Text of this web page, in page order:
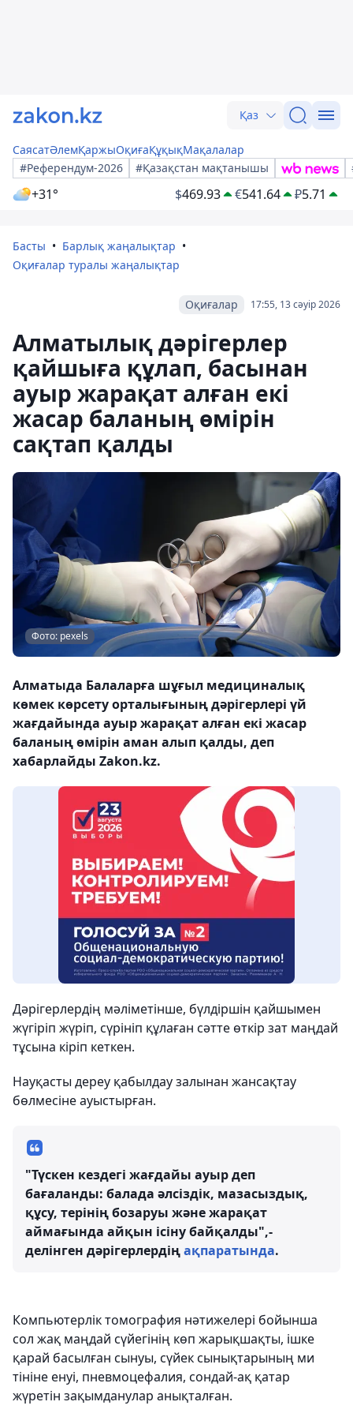
Қаз
СаясатӘлемҚаржыОқиғаҚұқықМақалалар
#Референдум-2026
#Қазақстан мақтанышы
+31° $469.93 €541.64 ₽5.71
Басты
Барлық жаңалықтар
Оқиғалар туралы жаңалықтар
17:55, 13 сәуір 2026
Оқиғалар
Алматылық дәрігерлер
қайшыға құлап, басынан
ауыр жарақат алған екі
жасар баланың өмірін
сақтап қалды
Фото: pexels
Алматыда Балаларға шұғыл медициналық
көмек көрсету орталығының дәрігерлері үй
жағдайында ауыр жарақат алған екі жасар
баланың өмірін аман алып қалды, деп
хабарлайды Zakon.kz.
Дәрігерлердің мәліметінше, бүлдіршін қайшымен
жүгіріп жүріп, сүрініп құлаған сәтте өткір зат маңдай
тұсына кіріп кеткен.
Науқасты дереу қабылдау залынан жансақтау
бөлмесіне ауыстырған.
"Түскен кездегі жағдайы ауыр деп
бағаланды: балада әлсіздік, мазасыздық,
құсу, терінің бозаруы және жарақат
аймағында айқын ісіну байқалды",-
делінген дәрігерлердіңақпаратында.
Компьютерлік томография нәтижелері бойынша
сол жақ маңдай сүйегінің көп жарықшақты, ішке
қарай басылған сынуы, сүйек сынықтарының ми
тініне енуі, пневмоцефалия, сондай-ақ қатар
жүретін зақымданулар анықталған.